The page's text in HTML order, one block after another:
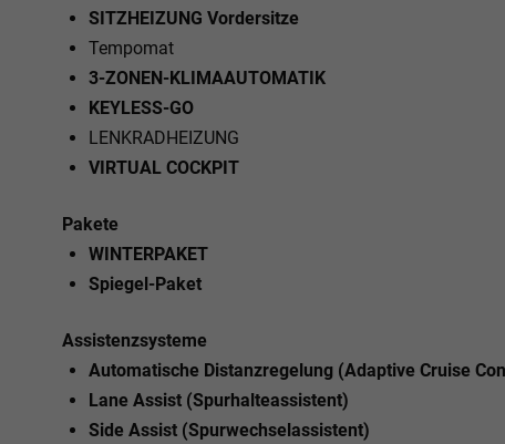
SITZHEIZUNG Vordersitze
Tempomat
3-ZONEN-KLIMAAUTOMATIK
KEYLESS-GO
LENKRADHEIZUNG
VIRTUAL COCKPIT
Pakete
WINTERPAKET
Spiegel-Paket
Assistenzsysteme
Automatische Distanzregelung (Adaptive Cruise
Lane Assist (Spurhalteassistent)
Side Assist (Spurwechselassistent)